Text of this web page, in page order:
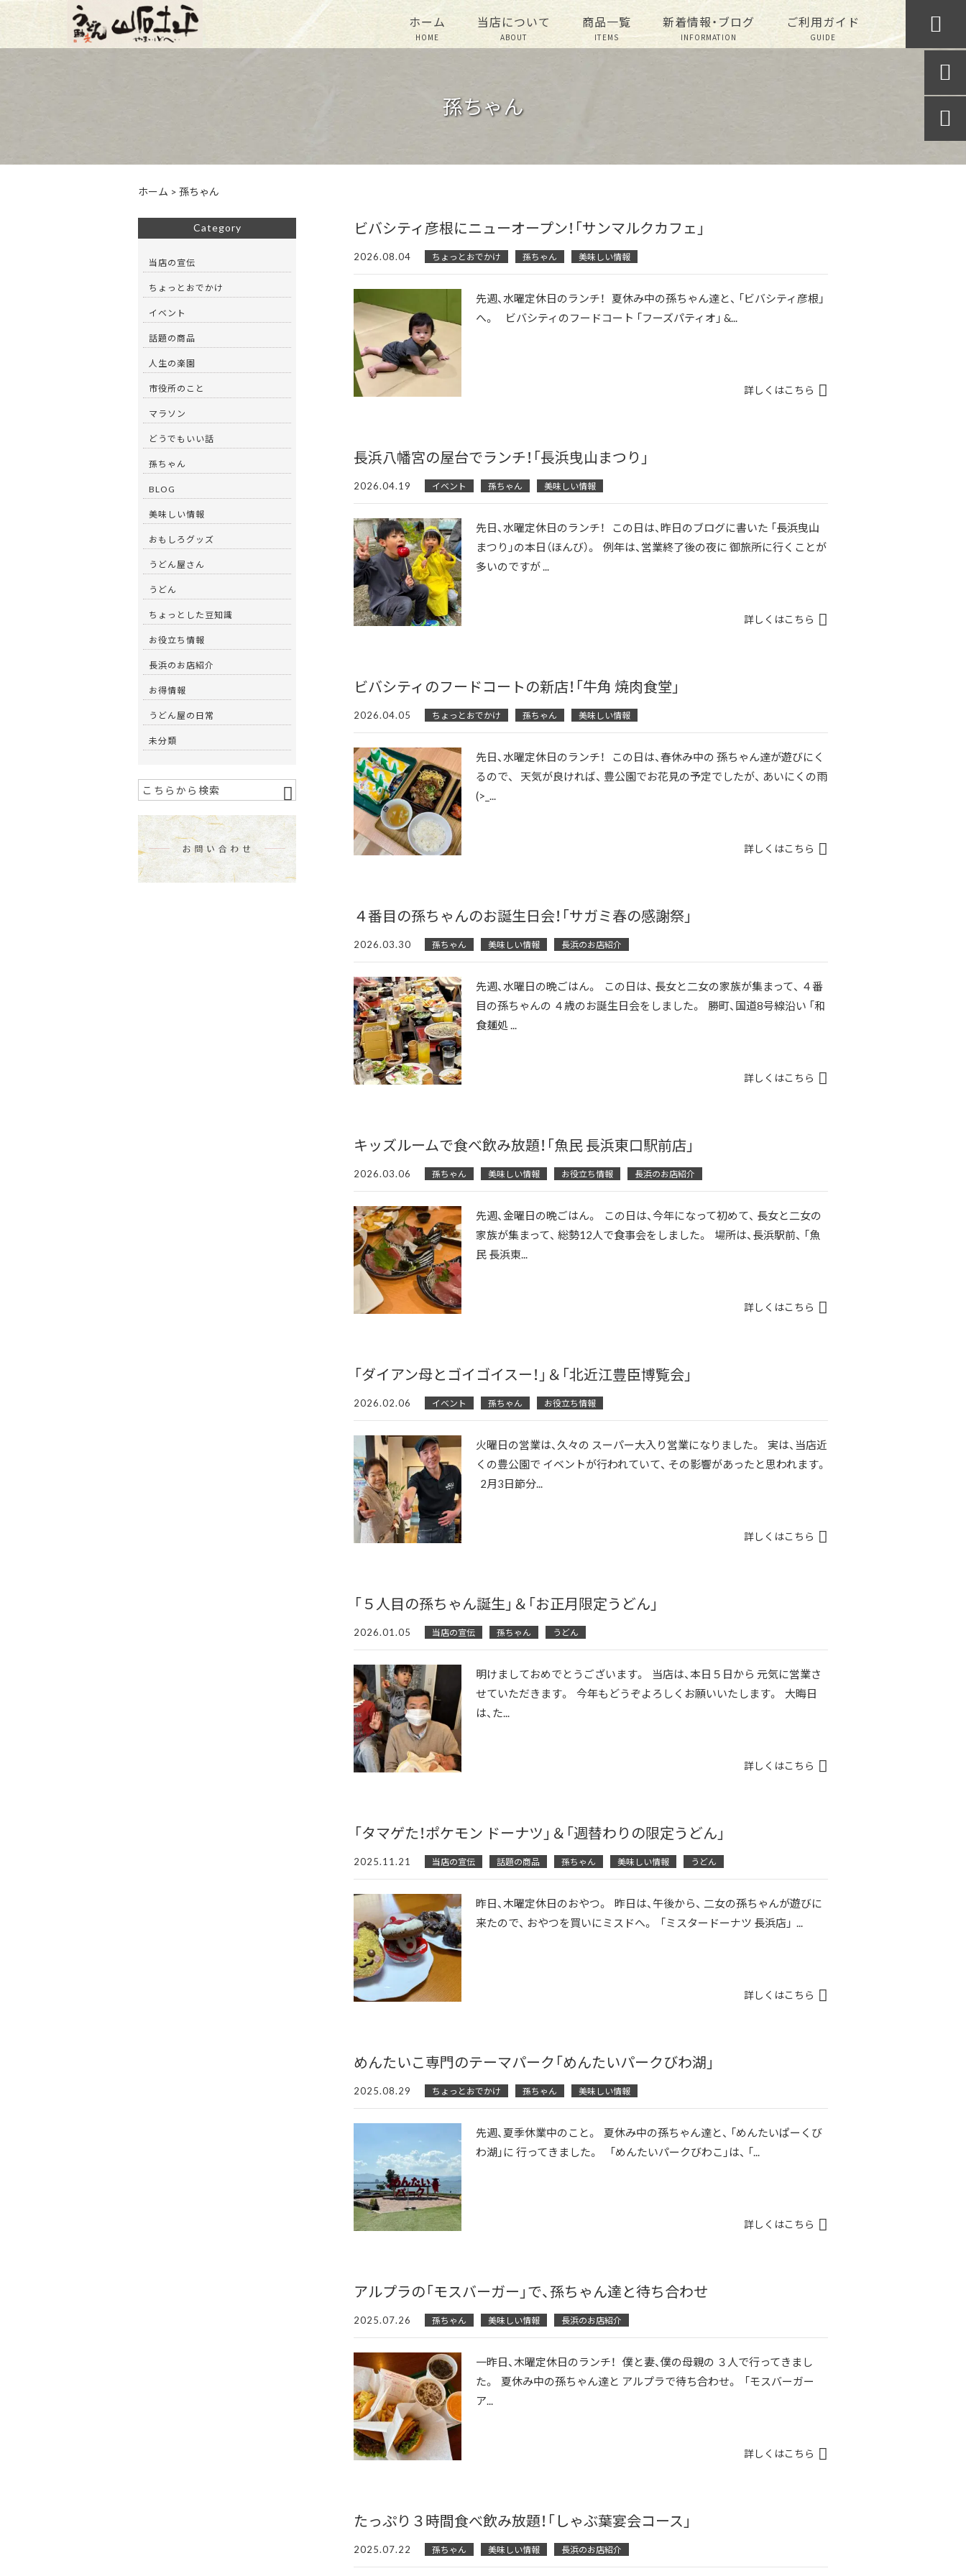
ホーム
HOME
当店について
ABOUT
商品一覧
ITEMS
新着情報・ブログ
INFORMATION
ご利用ガイド
GUIDE

孫ちゃん
ホーム > 孫ちゃん
ビバシティ彦根にニューオープン！「サンマルクカフェ」
2026.08.04 ちょっとおでかけ 孫ちゃん 美味しい情報
先週、水曜定休日のランチ！ 夏休み中の孫ちゃん達と、 「ビバシティ彦根」
へ。 ビバシティのフードコート 「フーズパティオ」 &...
詳しくはこちら
長浜八幡宮の屋台でランチ！「長浜曳山まつり」
2026.04.19 イベント 孫ちゃん 美味しい情報
先日、水曜定休日のランチ！ この日は、昨日のブログに書いた 「長浜曳山
まつり」の本日（ほんび）。 例年は、営業終了後の夜に 御旅所に行くことが
多いのですが ...
詳しくはこちら
ビバシティのフードコートの新店！「牛角 焼肉食堂」
2026.04.05 ちょっとおでかけ 孫ちゃん 美味しい情報
先日、水曜定休日のランチ！ この日は、春休み中の 孫ちゃん達が遊びにく
るので、 天気が良ければ、 豊公園でお花見の予定でしたが、 あいにくの雨
(>_...
詳しくはこちら
４番目の孫ちゃんのお誕生日会！「サガミ春の感謝祭」
2026.03.30 孫ちゃん 美味しい情報 長浜のお店紹介
先週、水曜日の晩ごはん。 この日は、 長女と二女の家族が集まって、 ４番
目の孫ちゃんの ４歳のお誕生日会をしました。 勝町、国道8号線沿い 「和
食麺処 ...
詳しくはこちら
キッズルームで食べ飲み放題！「魚民 長浜東口駅前店」
2026.03.06 孫ちゃん 美味しい情報 お役立ち情報 長浜のお店紹介
先週、金曜日の晩ごはん。 この日は、今年になって初めて、 長女と二女の
家族が集まって、 総勢12人で食事会をしました。 場所は、長浜駅前、 「魚
民 長浜東...
詳しくはこちら
「ダイアン母とゴイゴイスー！」＆「北近江豊臣博覧会」
2026.02.06 イベント 孫ちゃん お役立ち情報
火曜日の営業は、久々の スーパー大入り営業になりました。 実は、当店近
くの豊公園で イベントが行われていて、 その影響があったと思われます。
2月3日節分...
詳しくはこちら
「５人目の孫ちゃん誕生」＆「お正月限定うどん」
2026.01.05 当店の宣伝 孫ちゃん うどん
明けましておめでとうございます。 当店は、本日５日から 元気に営業さ
せていただきます。 今年もどうぞよろしくお願いいたします。 大晦日
は、た...
詳しくはこちら
「タマゲた！ポケモン ドーナツ」＆「週替わりの限定うどん」
2025.11.21 当店の宣伝 話題の商品 孫ちゃん 美味しい情報 うどん
昨日、木曜定休日のおやつ。 昨日は、午後から、 二女の孫ちゃんが遊びに
来たので、 おやつを買いにミスドへ。 「ミスタードーナツ 長浜店」 ...
詳しくはこちら
めんたいこ専門のテーマパーク「めんたいパークびわ湖」
2025.08.29 ちょっとおでかけ 孫ちゃん 美味しい情報
先週、夏季休業中のこと。 夏休み中の孫ちゃん達と、 「めんたいぱーくび
わ湖」に 行ってきました。 「めんたいパークびわこ」は、 「...
詳しくはこちら
アルプラの「モスバーガー」で、孫ちゃん達と待ち合わせ
2025.07.26 孫ちゃん 美味しい情報 長浜のお店紹介
一昨日、木曜定休日のランチ！ 僕と妻、僕の母親の ３人で行ってきまし
た。 夏休み中の孫ちゃん達と アルプラで待ち合わせ。 「モスバーガー
ア...
詳しくはこちら
たっぷり３時間食べ飲み放題！「しゃぶ葉宴会コース」
2025.07.22 孫ちゃん 美味しい情報 長浜のお店紹介
Category
当店の宣伝
ちょっとおでかけ
イベント
話題の商品
人生の楽園
市役所のこと
マラソン
どうでもいい話
孫ちゃん
BLOG
美味しい情報
おもしろグッズ
うどん屋さん
うどん
ちょっとした豆知識
お役立ち情報
長浜のお店紹介
お得情報
うどん屋の日常
未分類

